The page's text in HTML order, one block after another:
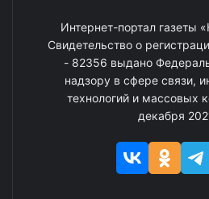
Интернет-портал газеты
Свидетельство о
- 82356 выдано
надзору в сфере связи,
технологий и массовых
декабря